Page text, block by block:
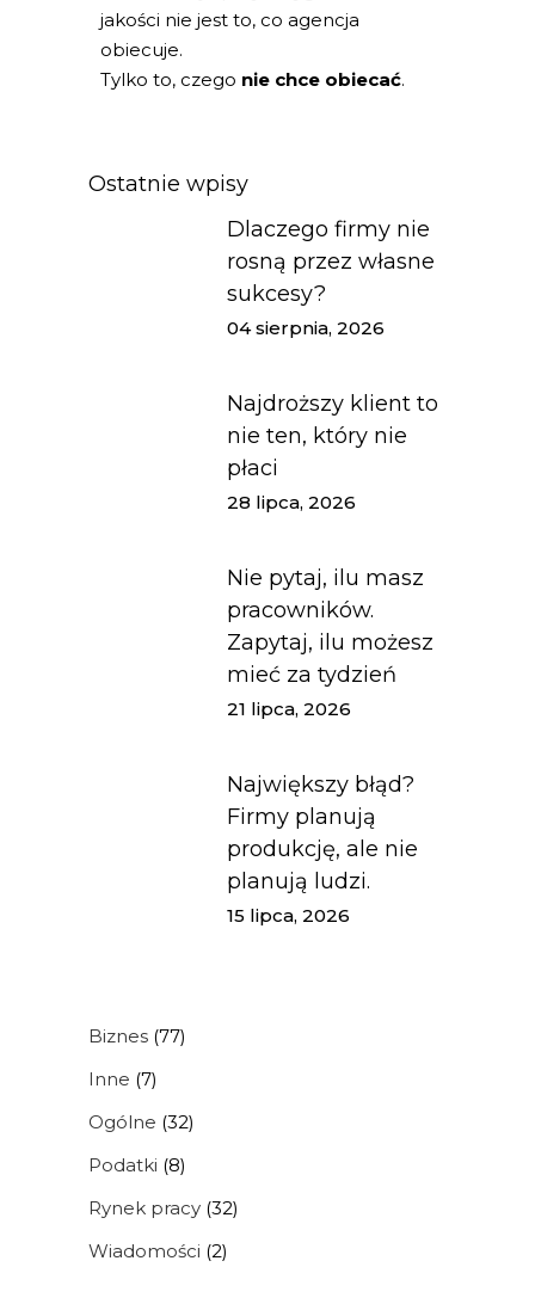
jakości nie jest to, co agencja
obiecuje.
Tylko to, czego nie chce obiecać.
Ostatnie wpisy
Dlaczego firmy nie
rosną przez własne
sukcesy?
04 sierpnia, 2026
Najdroższy klient to
nie ten, który nie
płaci
28 lipca, 2026
Nie pytaj, ilu masz
pracowników.
Zapytaj, ilu możesz
mieć za tydzień
21 lipca, 2026
Największy błąd?
Firmy planują
produkcję, ale nie
planują ludzi.
15 lipca, 2026
Biznes (77)
Inne (7)
Ogólne (32)
Podatki (8)
Rynek pracy (32)
Wiadomości (2)